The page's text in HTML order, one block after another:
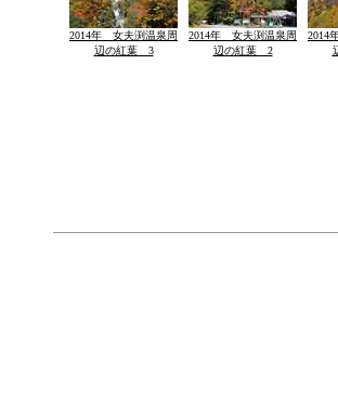
2014年 女夫渕温泉周
辺の紅葉 3
2014年 女夫渕温泉周
辺の紅葉 2
2014